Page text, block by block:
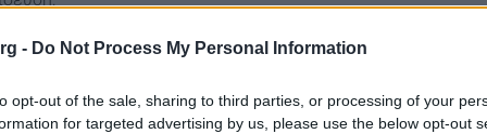
- Do Not Process My Personal Information
opt-out of the sale, sharing to third parties, or processing of your
for targeted advertising by us, please use the below opt-out
covid-19 και με τον νέο τρόπο διδασκαλίας της
τους προβληματισμούς για τις δυσκολίες που